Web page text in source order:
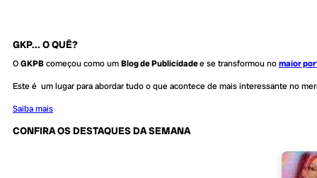
GKP... O QUÊ?
OGKPBcomeçou como umBlog de Publicidadee se transformou nomaior
Este é um lugar para abordar tudo o que acontece de mais interessante no
Saiba mais
CONFIRA OS DESTAQUES DA SEMANA